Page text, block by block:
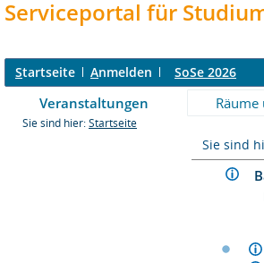
Serviceportal für
Startseite Anmelden SoSe 2026
Veranstaltungen Räume
Sie sind hier: Startseite
Sie sind